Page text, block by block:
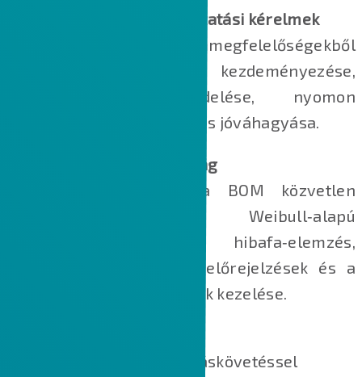
CAPA‑k, SCAR‑ok és változtatási kérelmek
Belső vagy külső nemmegfelelőségekből
származó CAPA‑k kezdeményezése,
értékelése, hozzárendelése, nyomon
követése, felülvizsgálata és jóváhagyása.
Kockázat és megbízhatóság
FMEA a DFMEA és a BOM közvetlen
kapcsolatával, Weibull‑alapú
élettartam‑elemzés, hibafa‑elemzés,
kockázatalapú tervezés, előrejelzések és a
kritikus minőségi jellemzők kezelése.
Integrált képzési és oktatáskövetéssel